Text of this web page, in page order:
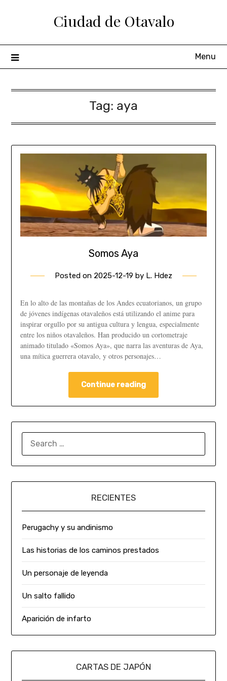
Ciudad de Otavalo
Menu
Tag: aya
Somos Aya
Posted on 2025-12-19 by L. Hdez
En lo alto de las montañas de los Andes ecuatorianos, un grupo
de jóvenes indígenas otavaleños está utilizando el anime para
inspirar orgullo por su antigua cultura y lengua, especialmente
entre los niños otavaleños. Han producido un cortometraje
animado titulado «Somos Aya», que narra las aventuras de Aya,
una mítica guerrera otavalo, y otros personajes…
Continue reading
RECIENTES
Perugachy y su andinismo
Las historias de los caminos prestados
Un personaje de leyenda
Un salto fallido
Aparición de infarto
CARTAS DE JAPÓN